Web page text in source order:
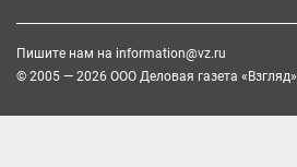
Пишите нам на information@vz.ru
© 2005 — 2026 ООО Деловая газета «Взгляд»